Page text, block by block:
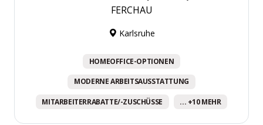
FERCHAU
Karlsruhe
HOMEOFFICE-OPTIONEN
MODERNE ARBEITSAUSSTATTUNG
MITARBEITERRABATTE/-ZUSCHÜSSE ... +10 MEHR